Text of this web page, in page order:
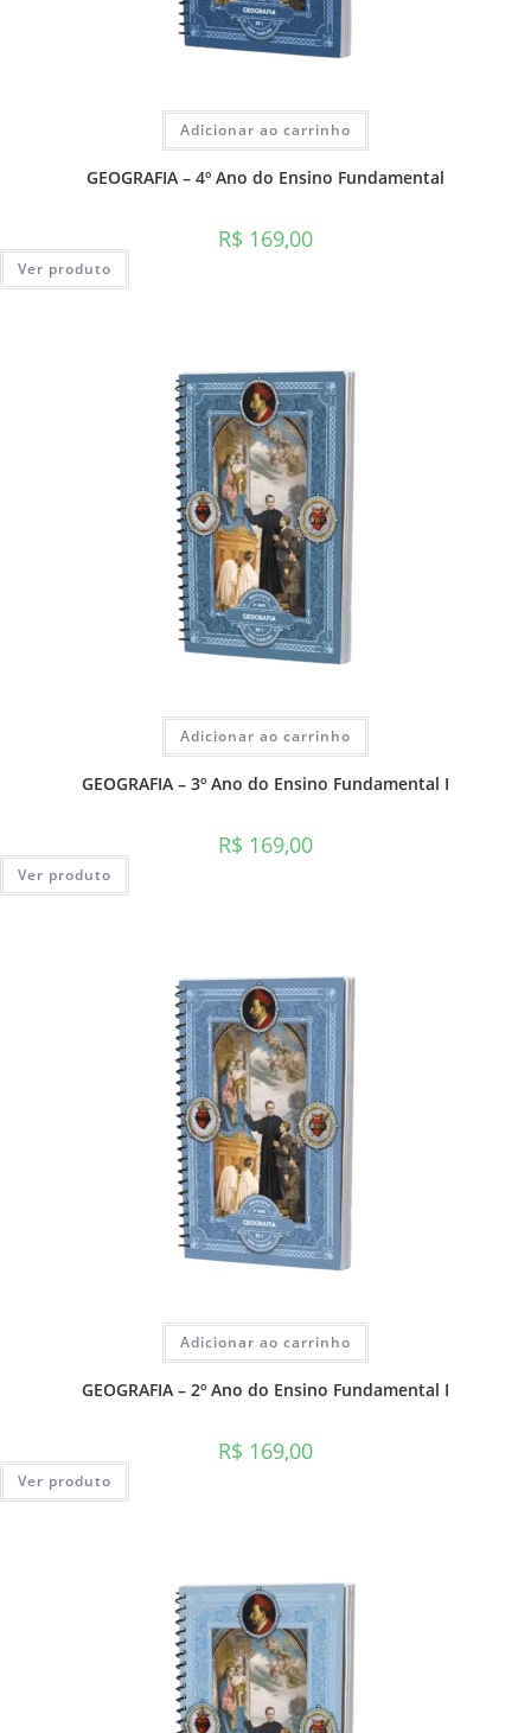
Adicionar ao carrinho
GEOGRAFIA – 4º Ano do Ensino Fundamental
R$ 169,00
Ver produto
Adicionar ao carrinho
GEOGRAFIA – 3º Ano do Ensino Fundamental I
R$ 169,00
Ver produto
Adicionar ao carrinho
GEOGRAFIA – 2º Ano do Ensino Fundamental I
R$ 169,00
Ver produto